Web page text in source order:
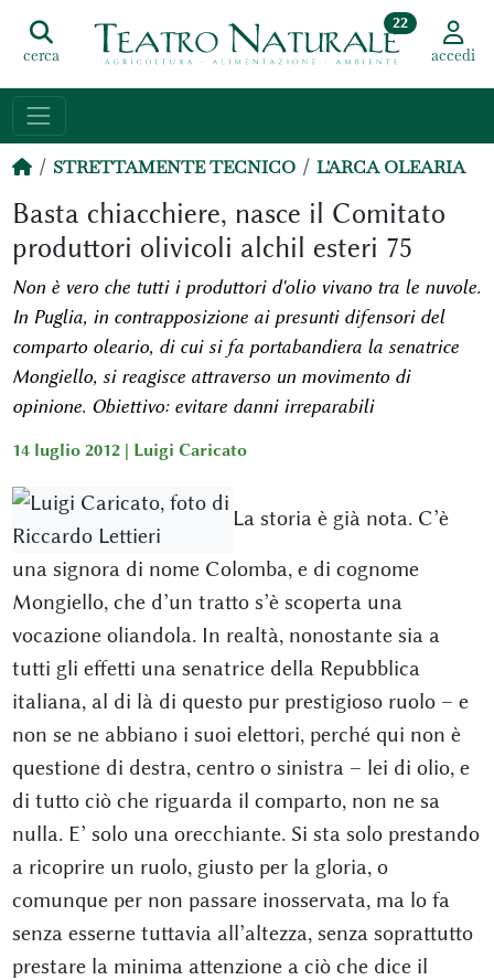
cerca
22
accedi
STRETTAMENTE TECNICO L'ARCA OLEARIA
Basta chiacchiere, nasce il Comitato
produttori olivicoli alchil esteri 75
Non è vero che tutti i produttori d'olio vivano tra le nuvole.
In Puglia, in contrapposizione ai presunti difensori del
comparto oleario, di cui si fa portabandiera la senatrice
Mongiello, si reagisce attraverso un movimento di
opinione. Obiettivo: evitare danni irreparabili
14 luglio 2012 | Luigi Caricato
La storia è già nota. C’è
una signora di nome Colomba, e di cognome
Mongiello, che d’un tratto s’è scoperta una
vocazione oliandola. In realtà, nonostante sia a
tutti gli effetti una senatrice della Repubblica
italiana, al di là di questo pur prestigioso ruolo – e
non se ne abbiano i suoi elettori, perché qui non è
questione di destra, centro o sinistra – lei di olio, e
di tutto ciò che riguarda il comparto, non ne sa
nulla. E’ solo una orecchiante. Si sta solo prestando
a ricoprire un ruolo, giusto per la gloria, o
comunque per non passare inosservata, ma lo fa
senza esserne tuttavia all’altezza, senza soprattutto
prestare la minima attenzione a ciò che dice il